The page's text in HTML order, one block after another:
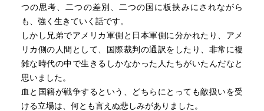
つの思考、二つの差別、二つの国に板挟みにされながら
も、強く生きていく話です。
しかし兄弟でアメリカ軍側と日本軍側に分かれたり、アメ
リカ側の人間として、国際裁判の通訳をしたり、非常に複
雑な時代の中で生きるしかなかった人たちがいたんだなと
思いました。
血と国籍が戦争するという、どちらにとっても敵扱いを受
ける立場は、何とも言えぬ悲しみがありました。